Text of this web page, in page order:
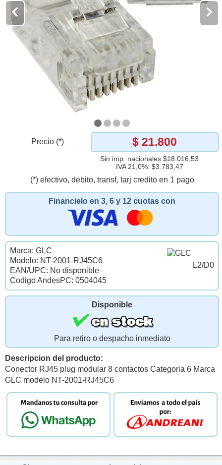
Precio (*) $ 21.800
Sin imp. nacionales $18.016,53
IVA 21,0%: $3.783,47
(*) efectivo, debito, transf, tarj credito en 1 pago
Financielo en 3, 6 y 12 cuotas con
L2/D0
Marca: GLC
Modelo: NT-2001-RJ45C6
EAN/UPC: No disponible
Codigo AndesPC: 0504045
Disponible
Para retiro o despacho inmediato
Descripcion del producto:
Conector RJ45 plug modular 8 contactos Categoria 6 Marca
GLC modelo NT-2001-RJ45C6